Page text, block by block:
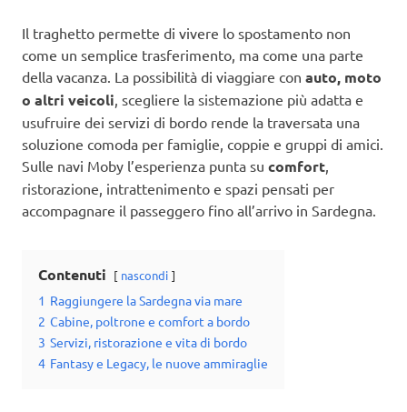
Il traghetto permette di vivere lo spostamento non
come un semplice trasferimento, ma come una parte
della vacanza. La possibilità di viaggiare con auto, moto
o altri veicoli, scegliere la sistemazione più adatta e
usufruire dei servizi di bordo rende la traversata una
soluzione comoda per famiglie, coppie e gruppi di amici.
Sulle navi Moby l’esperienza punta su comfort,
ristorazione, intrattenimento e spazi pensati per
accompagnare il passeggero fino all’arrivo in Sardegna.
Contenuti nascondi
1 Raggiungere la Sardegna via mare
2 Cabine, poltrone e comfort a bordo
3 Servizi, ristorazione e vita di bordo
4 Fantasy e Legacy, le nuove ammiraglie